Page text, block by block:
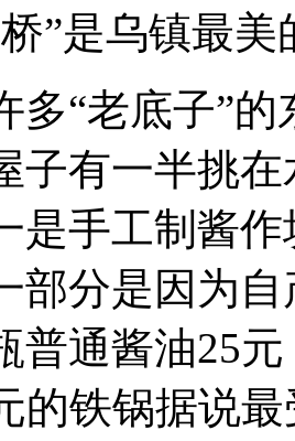
”是乌镇最
多“老底子”
子有一半挑
是手工制酱
部分是因为
普通酱油25
的铁锅据说